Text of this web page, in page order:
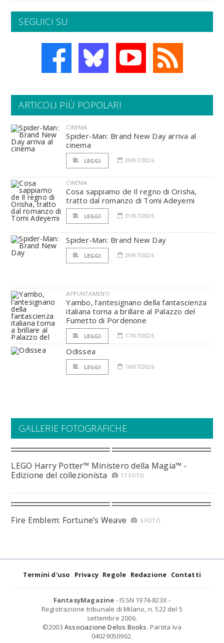
SEGUICI SU
ARTICOLI PIÙ POPOLARI
CINEMA
Spider-Man: Brand New Day arriva al
cinema
LEGGI 29/07/2026
CINEMA
Cosa sappiamo de Il regno di Orisha,
tratto dal romanzo di Tomi Adeyemi
LEGGI 31/07/2026
Spider-Man: Brand New Day
LEGGI 29/07/2026
APPUNTAMENTI
Yambo, l’antesignano della fantascienza
italiana torna a brillare al Palazzo del
Fumetto di Pordenone
LEGGI 17/07/2026
Odissea
LEGGI 16/07/2026
GALLERIE FOTOGRAFICHE
LEGO Harry Potter™ Ministero della Magia™ -
Edizione del collezionista
17 FOTO
Fire Emblem: Fortune’s Weave 5 FOTO
Termini d'uso Privacy Regole Redazione Contatti
FantasyMagazine - ISSN 1974-823X -
Registrazione tribunale di Milano, n. 522 del 5
settembre 2006.
©2003 Associazione Delos Books. Partita Iva
04029050962.